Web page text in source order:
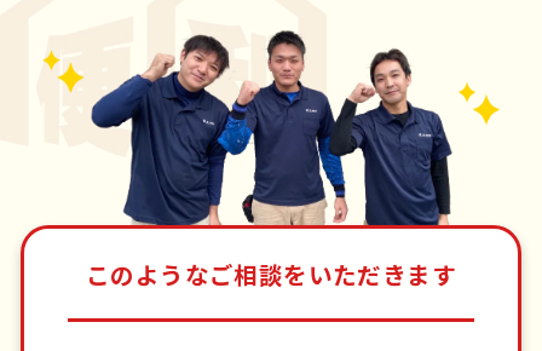
このようなご相談をいただきます